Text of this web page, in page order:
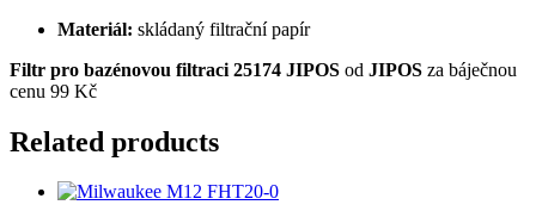
Materiál: skládaný filtrační papír
Filtr pro bazénovou filtraci 25174 JIPOS od JIPOS za báječnou
cenu 99 Kč
Related products